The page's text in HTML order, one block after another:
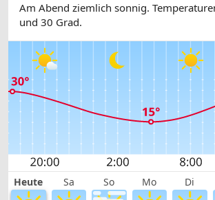
Am Abend ziemlich sonnig.
und 30 Grad.
Heute Sa So Mo Di